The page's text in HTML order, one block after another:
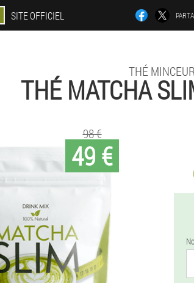
SITE OFFICIEL
THÉ MINCEUR
THÉ MATCHA
49 €
98 €